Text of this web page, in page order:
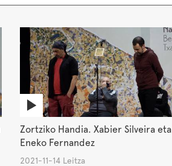
Zortziko Handia. Xabier Silveira eta
Eneko Fernandez
2021-11-14 Leitza